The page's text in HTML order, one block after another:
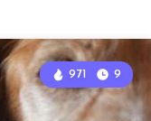
971 9